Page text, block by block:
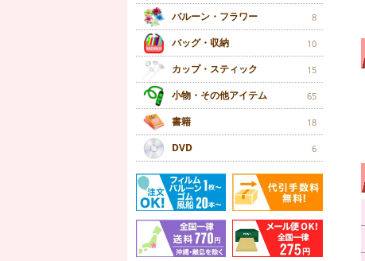
バルーン・フラワー 8
バッグ・収納 10
カップ・スティック 15
小物・その他アイテム 65
書籍 18
DVD 6